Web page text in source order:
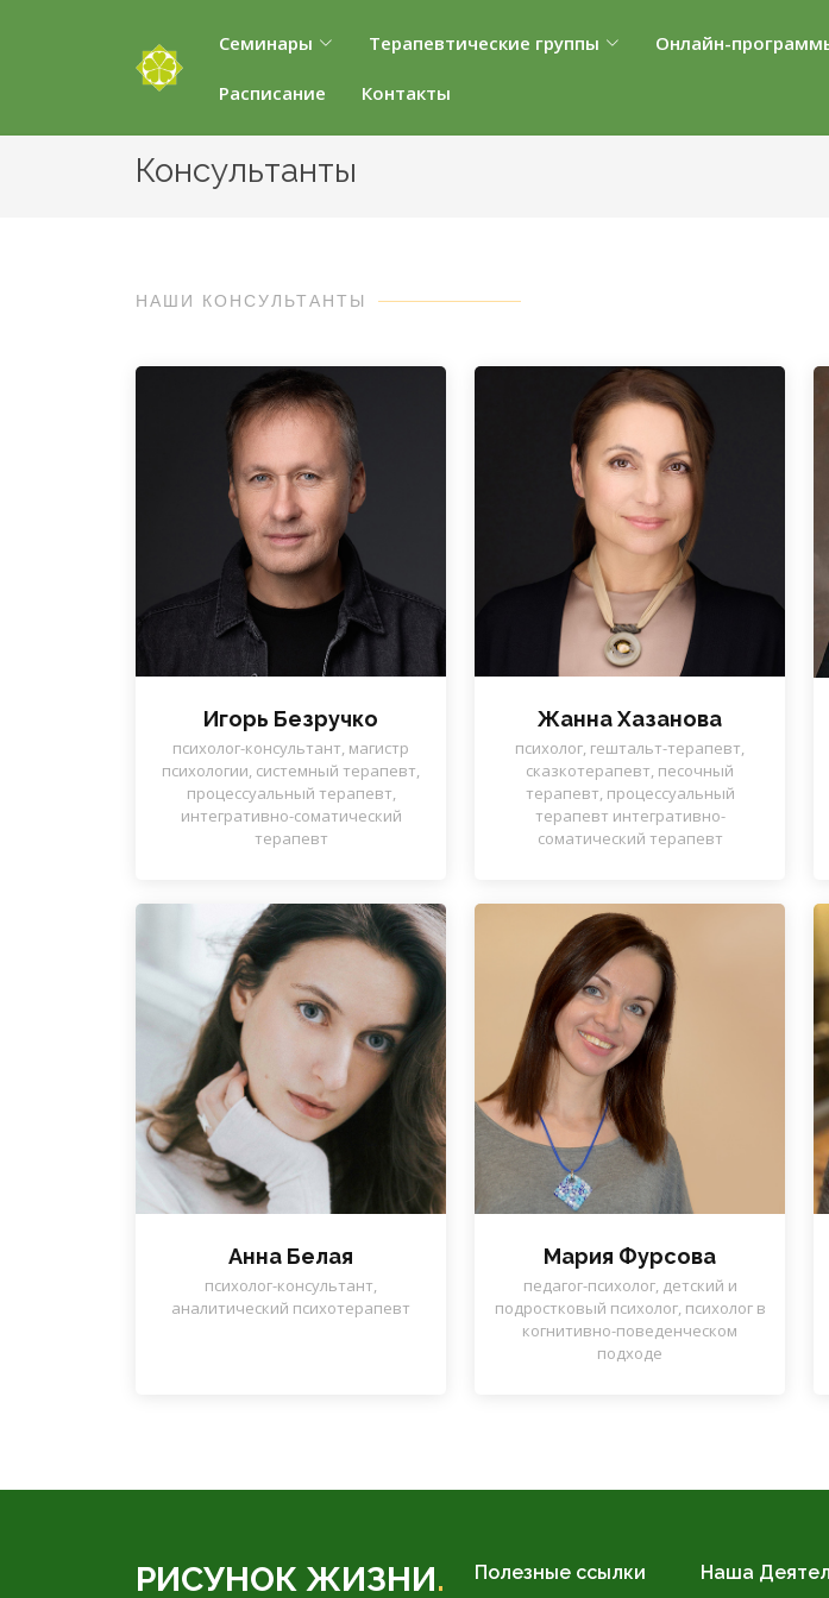
Семинары Терапевтические группы Онлайн-
Расписание Контакты
Консультанты
НАШИ КОНСУЛЬТАНТЫ
Игорь Безручко
психолог-консультант, магистр
психологии, системный терапевт,
процессуальный терапевт,
интегративно-соматический
терапевт
Жанна Хазанова
психолог, гештальт-терапевт,
сказкотерапевт, песочный
терапевт, процессуальный
терапевт интегративно-
соматический терапевт
Анна Белая
психолог-консультант,
аналитический психотерапевт
Мария Фурсова
педагог-психолог, детский и
подростковый психолог, психолог в
когнитивно-поведенческом
подходе
РИСУНОК ЖИЗНИ. Полезные ссылки Наша